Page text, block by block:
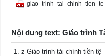
Nội dung text: Giáo trình
z Giáo trình tài chính tiền tệ